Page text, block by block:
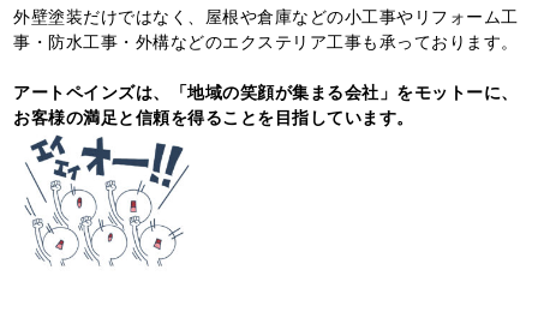
外壁塗装だけではなく、屋根や倉庫などの小工事やリフォーム工
事・防水工事・外構などのエクステリア工事も承っております。
アートペインズは、「地域の笑顔が集まる会社」をモットーに、
お客様の満足と信頼を得ることを目指しています。